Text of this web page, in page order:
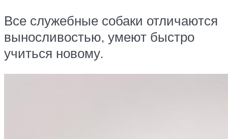
Все служебные собаки отличаются
выносливостью, умеют быстро
учиться новому.